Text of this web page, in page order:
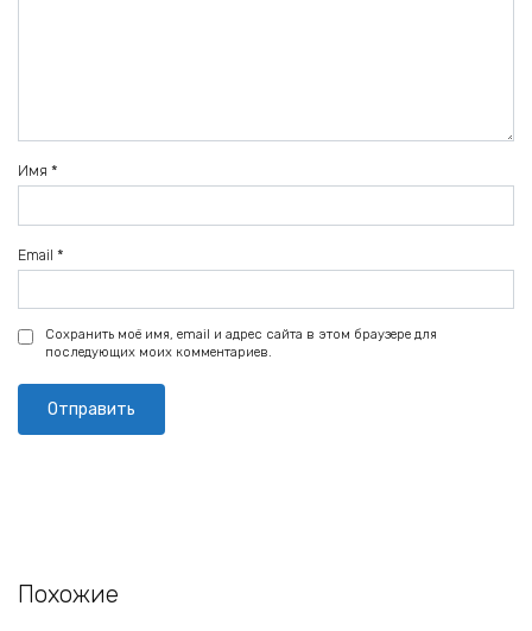
Имя *
Email *
Сохранить моё имя, email и адрес сайта в этом браузере для
последующих моих комментариев.
Похожие